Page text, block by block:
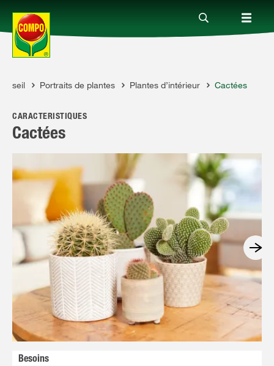
Produits
Conseil
Thèmes
Qui sommes-nous?
NL
Portraits de plantes Plantes d’intérieur Cactées
CARACTÉRISTIQUES
Cactées
Besoins